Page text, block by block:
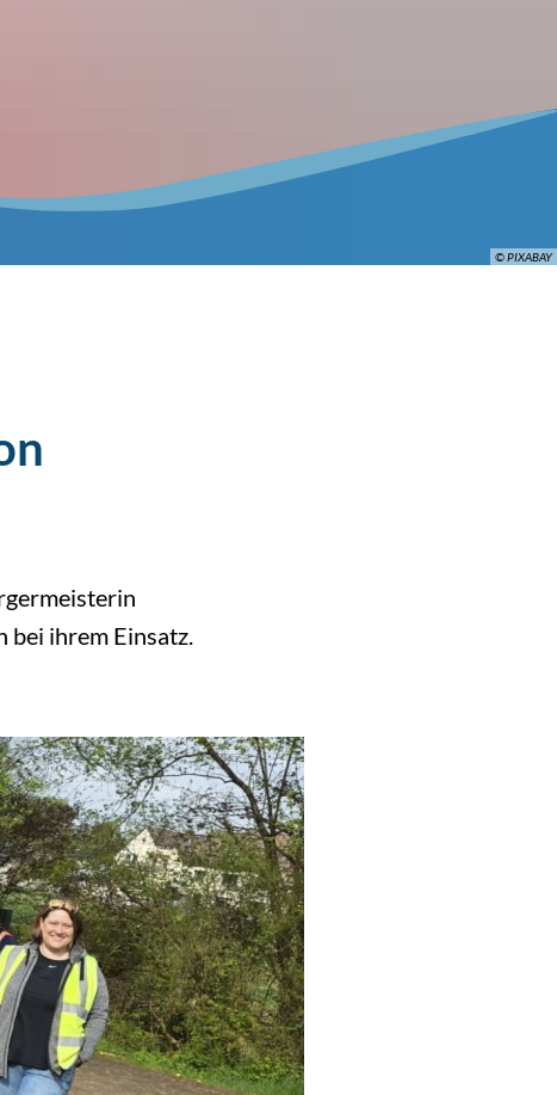
© PIXABAY
bei ihrem Einsatz.